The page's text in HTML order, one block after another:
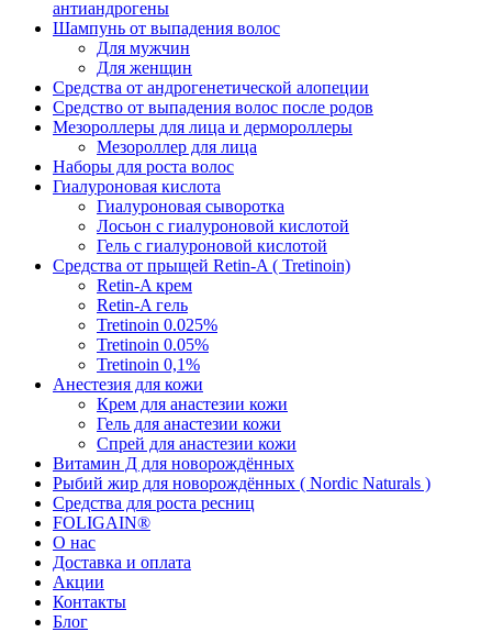
антиандрогены
Шампунь от выпадения волос
Для мужчин
Для женщин
Средства от андрогенетической алопеции
Средство от выпадения волос после родов
Мезороллеры для лица и дермороллеры
Мезороллер для лица
Наборы для роста волос
Гиалуроновая кислота
Гиалуроновая сыворотка
Лосьон с гиалуроновой кислотой
Гель с гиалуроновой кислотой
Средства от прыщей Retin-A ( Tretinoin)
Retin-A крем
Retin-A гель
Tretinoin 0.025%
Tretinoin 0.05%
Tretinoin 0,1%
Анестезия для кожи
Крем для анастезии кожи
Гель для анастезии кожи
Спрей для анастезии кожи
Витамин Д для новорождённых
Рыбий жир для новорождённых ( Nordic Naturals )
Средства для роста ресниц
FOLIGAIN®
О нас
Доставка и оплата
Акции
Контакты
Блог